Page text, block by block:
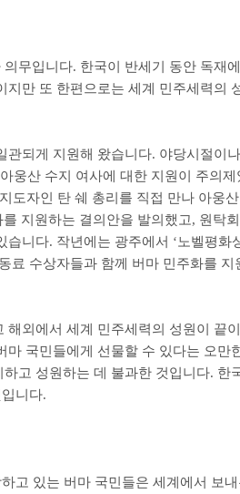
의무입니다. 한국이 반세기 동안 독재
만 또 한편으로는 세계 민주세력의
관되게 지원해 왔습니다. 야당시절이
웅산 수지 여사에 대한 지원이 주의
도자인 탄 쉐 총리를 직접 만나 아웅
지원하는 결의안을 발의했고, 원탁
습니다. 작년에는 광주에서 ‘노벨평화
료 수상자들과 함께 버마 민주화를
외에서 세계 민주세력의 성원이 끝
국민들에게 선물할 수 있다는 오만
하고 성원하는 데 불과한 것입니다. 한
니다.
고 있는 버마 국민들은 세계에서 보